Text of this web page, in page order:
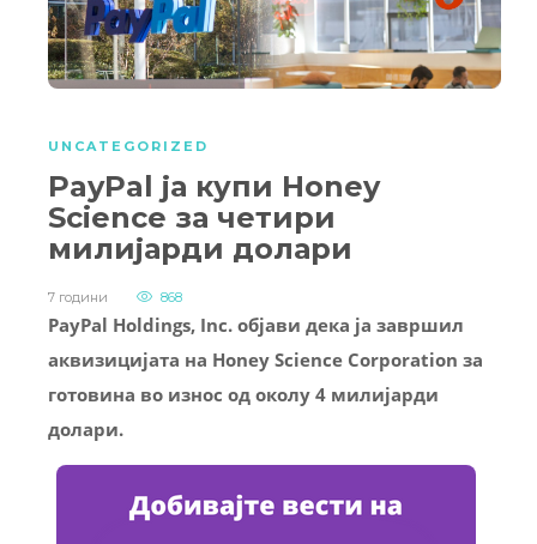
UNCATEGORIZED
PayPal ја купи Honey
Science за четири
милијарди долари
7 години 868
PayPal Holdings, Inc. објави дека ја завршил
аквизицијата на Honey Science Corporation за
готовина во износ од околу 4 милијарди
долари.